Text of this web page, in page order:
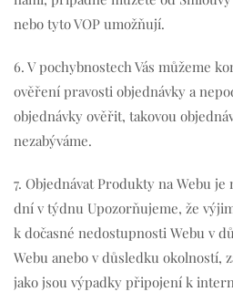
nebo tyto VOP umožňují.
6. V pochybnostech Vás můžeme
ověření pravosti objednávky a
objednávky ověřit, takovou
nezabýváme.
7. Objednávat Produkty na Webu je
dní v týdnu Upozorňujeme, že
k dočasné nedostupnosti Webu v
Webu anebo v důsledku okolností,
jako jsou výpadky připojení k